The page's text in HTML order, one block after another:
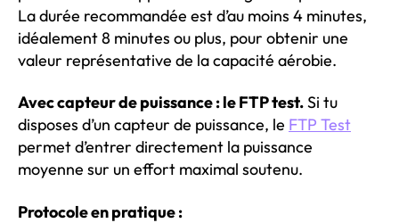
La durée recommandée est d’au moins 4 minutes,
idéalement 8 minutes ou plus, pour obtenir une
valeur représentative de la capacité aérobie.
Avec capteur de puissance : le FTP test.Si tu
disposes d’un capteur de puissance, le FTP Test
permet d’entrer directement la puissance
moyenne sur un effort maximal soutenu.
Protocole en pratique :